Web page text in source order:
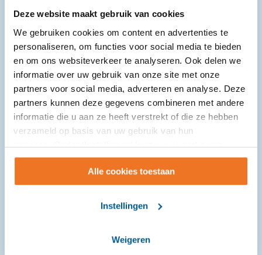
Deze website maakt gebruik van cookies
We gebruiken cookies om content en advertenties te
personaliseren, om functies voor social media te bieden
en om ons websiteverkeer te analyseren. Ook delen we
informatie over uw gebruik van onze site met onze
partners voor social media, adverteren en analyse. Deze
partners kunnen deze gegevens combineren met andere
informatie die u aan ze heeft verstrekt of die ze hebben
verzameld op basis van uw gebruik van hun
services. Onder 'Instellingen' kunt u uw voorkeuren
wijzigen.
Alle cookies toestaan
Instellingen
Weigeren